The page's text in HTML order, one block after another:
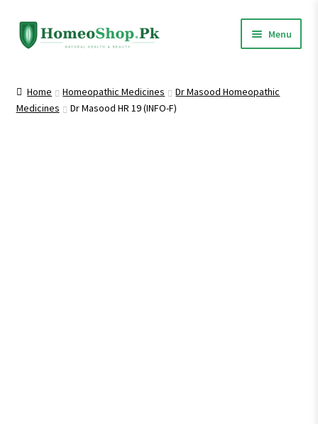
Skip
to
Skip
to
Menu
Shop All
Home Homeopathic Medicines
Dr Masood Homeopathic
Medicines
Dr Masood HR 19 (INFO-F)